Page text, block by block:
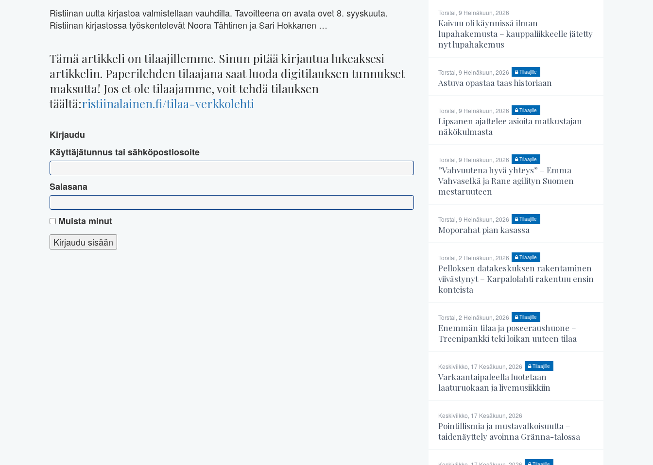
Ristiinan uutta kirjastoa valmistellaan vauhdilla. Tavoitteena on avata ovet 8. syyskuuta.
Ristiinan kirjastossa työskentelevät Noora Tähtinen ja Sari Hokkanen …
Tämä artikkeli on tilaajillemme. Sinun pitää kirjautua lukeaksesi
artikkelin. Paperilehden tilaajana saat luoda digitilauksen tunnukset
maksutta! Jos et ole tilaajamme, voit tehdä tilauksen
täältä:ristiinalainen.fi/tilaa-verkkolehti
Kirjaudu
Käyttäjätunnus tai sähköpostiosoite
Salasana
Muista minut
Torstai, 9 Heinäkuun, 2026
Kaivuu oli käynnissä ilman
lupahakemusta – kauppaliikkeelle jätetty
nyt lupahakemus
Torstai, 9 Heinäkuun, 2026 Tilaajille
Astuva opastaa taas historiaan
Torstai, 9 Heinäkuun, 2026 Tilaajille
Lipsanen ajattelee asioita matkustajan
näkökulmasta
Torstai, 9 Heinäkuun, 2026 Tilaajille
”Vahvuutena hyvä yhteys” – Emma
Vahvaselkä ja Rane agilityn Suomen
mestaruuteen
Torstai, 9 Heinäkuun, 2026 Tilaajille
Moporahat pian kasassa
Torstai, 2 Heinäkuun, 2026 Tilaajille
Pelloksen datakeskuksen rakentaminen
viivästynyt – Karpalolahti rakentuu ensin
konteista
Torstai, 2 Heinäkuun, 2026 Tilaajille
Enemmän tilaa ja poseeraushuone –
Treenipankki teki loikan uuteen tilaa
Keskiviikko, 17 Kesäkuun, 2026 Tilaajille
Varkaantaipaleella luotetaan
laaturuokaan ja livemusiikkiin
Keskiviikko, 17 Kesäkuun, 2026
Pointillismia ja mustavalkoisuutta –
taidenäyttely avoinna Gränna-talossa